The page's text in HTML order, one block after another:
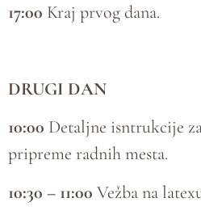
17:00 Kraj prvog dana.
DRUGI DAN
10:00 Detaljne isntrukcije
pripreme radnih mesta.
10:30 – 11:00 Vežba na